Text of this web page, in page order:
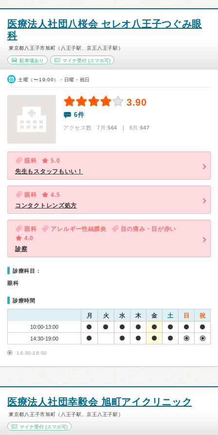
医療法人社団八桜会 セレオ八王子つぐみ眼
科
東京都八王子市旭町（八王子駅、京王八王子駅）
駐車場あり マイナ受付(スマホ可)
土曜（〜19:00）・日曜・祝日
3.90
6件
アクセス数 7月:564 | 6月:647
眼科
5.0
先生もスタッフもいい！
眼科
4.5
コンタクトレンズ処方
眼科 アレルギー性結膜炎
目の痛み・目が赤い
4.0
診察
診療科目：
眼科
診療時間
月 火 水 木 金 土 日 祝
10:00-13:00
14:30-19:00
14:30-18:00
医療法人社団幸毅会 旭町アイクリニック
東京都八王子市旭町（八王子駅、京王八王子駅）
マイナ受付 (スマホ可)